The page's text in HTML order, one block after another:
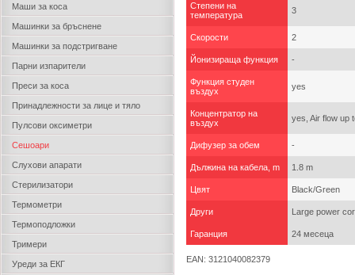
Маши за коса
Машинки за бръснене
Машинки за подстригване
Парни изпарители
Преси за коса
Принадлежности за лице и тяло
Пулсови оксиметри
Сешоари
Слухови апарати
Стерилизатори
Термометри
Термоподложки
Тримери
Уреди за ЕКГ
Степени на
температура
3
Скорости 2
Йонизираща функция -
Функция студен
въздух
yes
Концентратор на
въздух
yes, Air flow up
Дифузер за обем -
Дължина на кабела, m 1.8 m
Цвят Black/Green
Други Large power
Гаранция 24 месеца
EAN: 3121040082379